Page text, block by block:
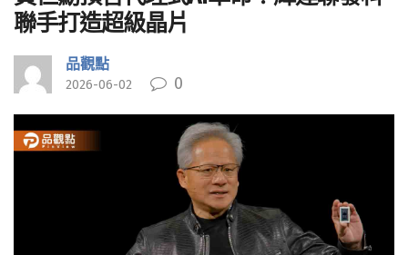
聯手打造超級晶片
品觀點
2026-06-02 0